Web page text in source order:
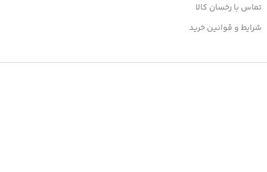
تماس با رخسان کالا
شرایط و قوانین خرید